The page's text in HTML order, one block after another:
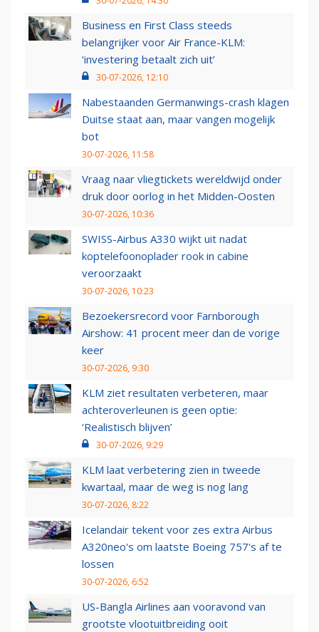
Business en First Class steeds
belangrijker voor Air France-KLM:
‘investering betaalt zich uit’
30-07-2026, 12:10
Nabestaanden Germanwings-crash klagen
Duitse staat aan, maar vangen mogelijk
bot
30-07-2026, 11:58
Vraag naar vliegtickets wereldwijd onder
druk door oorlog in het Midden-Oosten
30-07-2026, 10:36
SWISS-Airbus A330 wijkt uit nadat
koptelefoonoplader rook in cabine
veroorzaakt
30-07-2026, 10:23
Bezoekersrecord voor Farnborough
Airshow: 41 procent meer dan de vorige
keer
30-07-2026, 9:30
KLM ziet resultaten verbeteren, maar
achteroverleunen is geen optie:
‘Realistisch blijven’
30-07-2026, 9:29
KLM laat verbetering zien in tweede
kwartaal, maar de weg is nog lang
30-07-2026, 8:22
Icelandair tekent voor zes extra Airbus
A320neo's om laatste Boeing 757's af te
lossen
30-07-2026, 6:52
US-Bangla Airlines aan vooravond van
grootste vlootuitbreiding ooit